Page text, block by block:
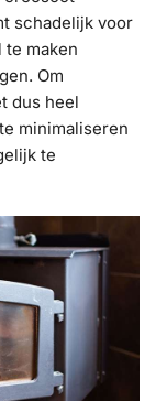
schadelijk voor
te maken
Om
dus heel
minimaliseren
te